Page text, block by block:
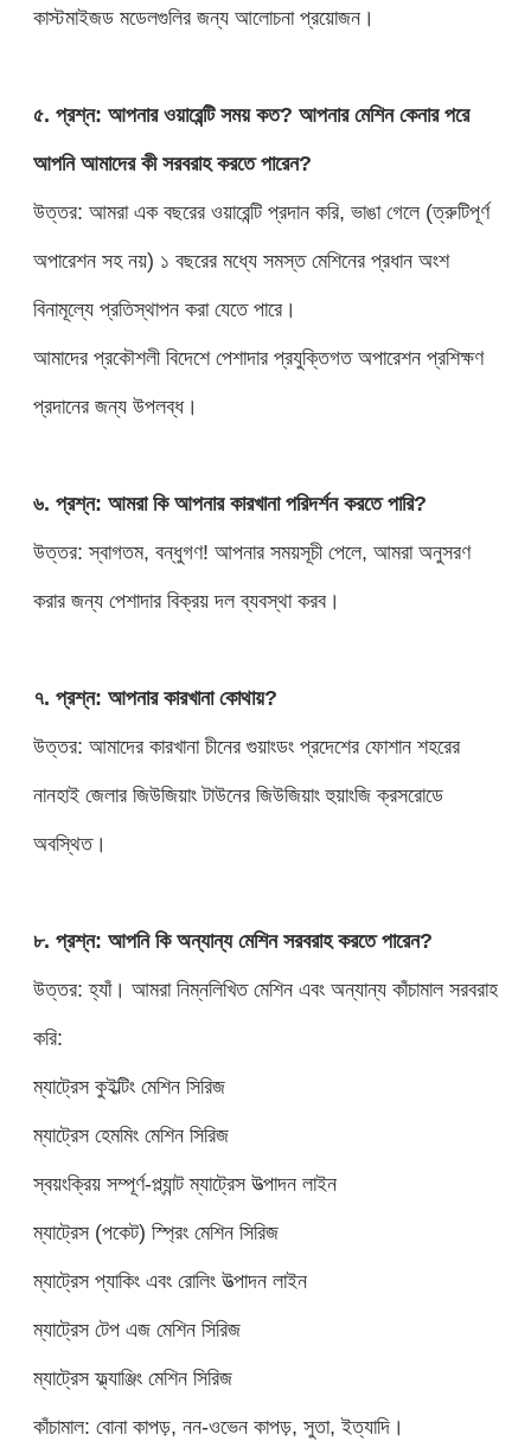
কাস্টমাইজড মডেলগুলির জন্য আলোচনা প্রয়োজন।
৫. প্রশ্ন: আপনার ওয়ারেন্টি সময় কত? আপনার মেশিন কেনার পরে
আপনি আমাদের কী সরবরাহ করতে পারেন?
উত্তর: আমরা এক বছরের ওয়ারেন্টি প্রদান করি, ভাঙা গেলে (ত্রুটিপূর্ণ
অপারেশন সহ নয়) ১ বছরের মধ্যে সমস্ত মেশিনের প্রধান অংশ
বিনামূল্যে প্রতিস্থাপন করা যেতে পারে।
আমাদের প্রকৌশলী বিদেশে পেশাদার প্রযুক্তিগত অপারেশন প্রশিক্ষণ
প্রদানের জন্য উপলব্ধ।
৬. প্রশ্ন: আমরা কি আপনার কারখানা পরিদর্শন করতে পারি?
উত্তর: স্বাগতম, বন্ধুগণ! আপনার সময়সূচী পেলে, আমরা অনুসরণ
করার জন্য পেশাদার বিক্রয় দল ব্যবস্থা করব।
৭. প্রশ্ন: আপনার কারখানা কোথায়?
উত্তর: আমাদের কারখানা চীনের গুয়াংডং প্রদেশের ফোশান শহরের
নানহাই জেলার জিউজিয়াং টাউনের জিউজিয়াং হুয়াংজি ক্রসরোডে
অবস্থিত।
৮. প্রশ্ন: আপনি কি অন্যান্য মেশিন সরবরাহ করতে পারেন?
উত্তর: হ্যাঁ। আমরা নিম্নলিখিত মেশিন এবং অন্যান্য কাঁচামাল সরবরাহ
করি:
ম্যাট্রেস কুইল্টিং মেশিন সিরিজ
ম্যাট্রেস হেমমিং মেশিন সিরিজ
স্বয়ংক্রিয় সম্পূর্ণ-প্ল্যান্ট ম্যাট্রেস উত্পাদন লাইন
ম্যাট্রেস (পকেট) স্প্রিং মেশিন সিরিজ
ম্যাট্রেস প্যাকিং এবং রোলিং উত্পাদন লাইন
ম্যাট্রেস টেপ এজ মেশিন সিরিজ
ম্যাট্রেস ফ্ল্যাঞ্জিং মেশিন সিরিজ
কাঁচামাল: বোনা কাপড়, নন-ওভেন কাপড়, সুতা, ইত্যাদি।